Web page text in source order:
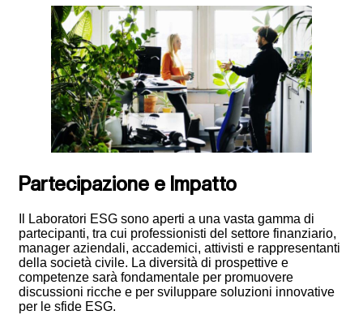
Partecipazione e Impatto
Il Laboratori ESG sono aperti a una vasta gamma di
partecipanti, tra cui professionisti del settore finanziario,
manager aziendali, accademici, attivisti e rappresentanti
della società civile. La diversità di prospettive e
competenze sarà fondamentale per promuovere
discussioni ricche e per sviluppare soluzioni innovative
per le sfide ESG.